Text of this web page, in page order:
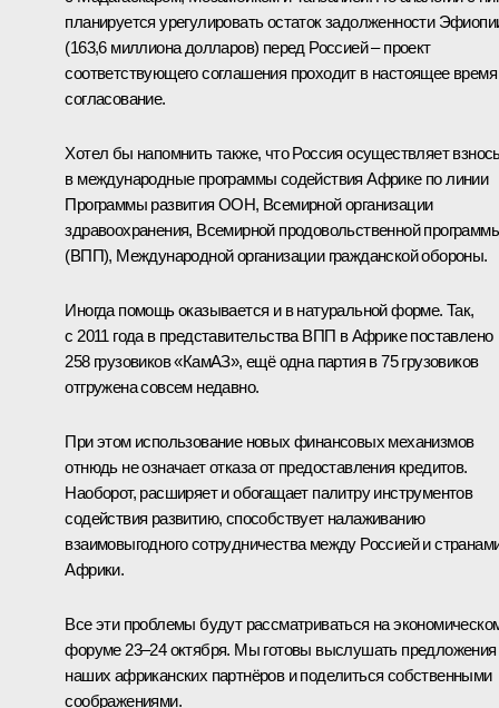
планируется урегулировать остаток задолженности
(163,6 миллиона долларов) перед Россией – проект
соответствующего соглашения проходит в настоящее время
согласование.
Хотел бы напомнить также, что Россия осуществляет
в международные программы содействия Африке по линии
Программы развития ООН, Всемирной организации
здравоохранения, Всемирной продовольственной
(ВПП), Международной организации гражданской обороны.
Иногда помощь оказывается и в натуральной форме. Так,
с 2011 года в представительства ВПП в Африке поставлено
258 грузовиков «КамАЗ», ещё одна партия в 75 грузовиков
отгружена совсем недавно.
При этом использование новых финансовых механизмов
отнюдь не означает отказа от предоставления кредитов.
Наоборот, расширяет и обогащает палитру инструментов
содействия развитию, способствует налаживанию
взаимовыгодного сотрудничества между Россией и
Африки.
Все эти проблемы будут рассматриваться на
форуме 23–24 октября. Мы готовы выслушать предложения
наших африканских партнёров и поделиться собственными
соображениями.